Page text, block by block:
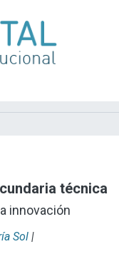
técnica
innovación
Sol |